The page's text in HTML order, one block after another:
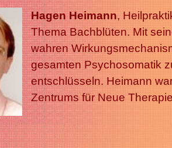
Hagen Heimann,
Thema Bachblüten. Mit
wahren
gesamten Psychosomatik
entschlüsseln. Heimann
Zentrums für Neue